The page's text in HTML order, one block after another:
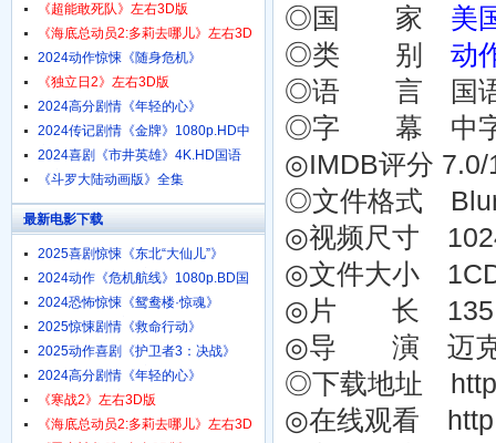
◎国 家 美
◎类 别 动
◎语 言 国语
◎字 幕 中
◎IMDB评分 7.0/
◎文件格式
◎视频尺寸
◎文件大小
◎片 长 135
◎导 演 迈克
◎下载地址
◎在线观看
《超能敢死队》左右3D版
《海底总动员2:多莉去哪儿》左右3D
版
2024动作惊悚《随身危机》
1080p.HD中英双字
《独立日2》左右3D版
2024高分剧情《年轻的心》
1080p.HD中字
2024传记剧情《金牌》1080p.HD中
字
2024喜剧《市井英雄》4K.HD国语
中字
《斗罗大陆动画版》全集
最新电影下载
2025喜剧惊悚《东北“大仙儿”》
1080p.HD国语中字
2024动作《危机航线》1080p.BD国
语中字
2024恐怖惊悚《鸳鸯楼·惊魂》
4K.HD国语中字
2025惊悚剧情《救命行动》
1080p.HD中字
2025动作喜剧《护卫者3：决战》
1080p.HD国语中字
2024高分剧情《年轻的心》
1080p.HD中字
《寒战2》左右3D版
《海底总动员2:多莉去哪儿》左右3D